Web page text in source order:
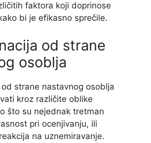
faktora koji doprinose
bi je efikasno sprečile.
od strane
osoblja
strane nastavnog osoblja
kroz različite oblike
što su nejednak tretman
pri ocenjivanju, ili
na uznemiravanje.